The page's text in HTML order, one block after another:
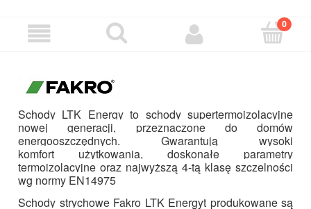
Schody LTK Energy to schody supertermoizolacyjne
nowej generacji, przeznaczone do domów
energooszczędnych. Gwarantują wysoki
komfort użytkowania, doskonałe parametry
termoizolacyjne oraz najwyższą 4-tą klasę szczelności
wg normy EN14975
Schody strychowe Fakro LTK Energyt produkowane są